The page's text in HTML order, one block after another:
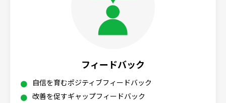
フィードバック
自信を育むポジティブフィードバック
改善を促すギャップフィードバック